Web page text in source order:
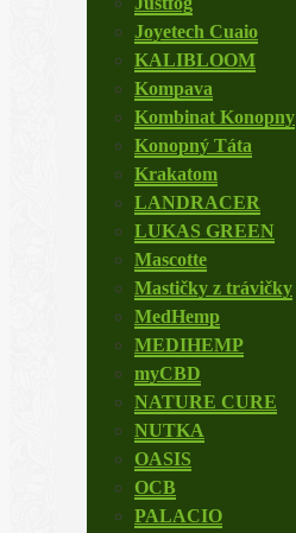
Joyetech Cuaio
KALIBLOOM
Kompava
Kombinat Konopny
Konopný Táta
Krakatom
LANDRACER
LUKAS GREEN
Mascotte
Mastičky z trávičky
MedHemp
MEDIHEMP
myCBD
NATURE CURE
NUTKA
OASIS
OCB
PALACIO